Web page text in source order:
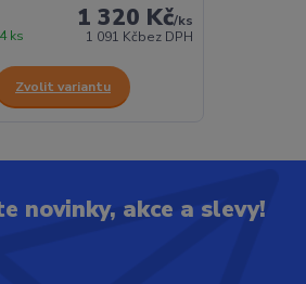
1 320 Kč/ks
1 091 Kčbez DPH
ks
Zvolit variantu
novinky, akce a slevy!